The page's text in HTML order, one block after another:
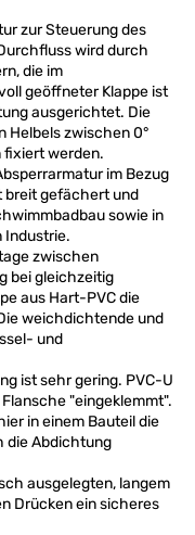
zur Steuerung des
wird durch
die im
geöffneter Klappe ist
ausgerichtet. Die
Helbels zwischen 0°
fixiert werden.
im Bezug
breit gefächert und
sowie in
Industrie.
zwischen
bei gleichzeitig
aus Hart-PVC die
weichdichtende und
und
ist sehr gering. PVC-U
"eingeklemmt".
in einem Bauteil die
die Abdichtung
ausgelegten, langem
Drücken ein sicheres